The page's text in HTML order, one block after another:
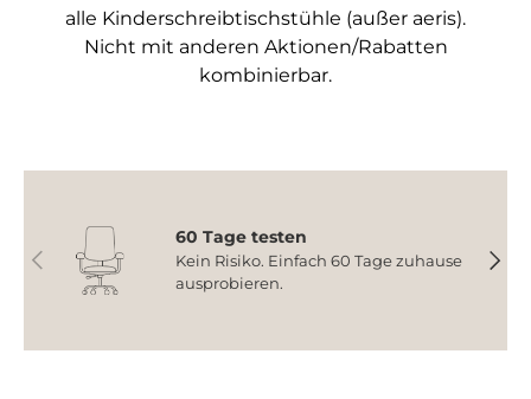
alle Kinderschreibtischstühle (außer aeris).
Nicht mit anderen Aktionen/Rabatten
kombinierbar.
Vorherige
60 Tage testen
Kein Risiko. Einfach 60 Tage zuhause
ausprobieren.